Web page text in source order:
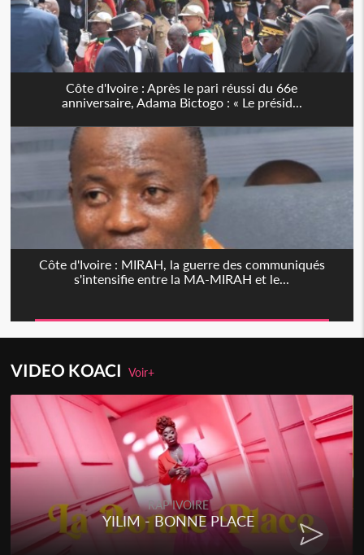
Côte d'Ivoire : Après le pari réussi du 66e
anniversaire, Adama Bictogo : « Le présid...
Côte d'Ivoire : MIRAH, la guerre des communiqués
s'intensifie entre la MA-MIRAH et le...
VIDEO KOACIVoir+
PLACE
RAP
RENARD
CHAT